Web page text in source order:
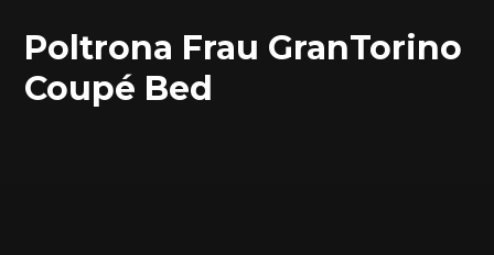
Poltrona Frau GranTorino
Coupé Bed